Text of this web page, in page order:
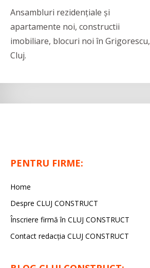
Ansambluri rezidențiale și
apartamente noi, constructii
imobiliare, blocuri noi în Grigorescu,
Cluj.
PENTRU FIRME:
Home
Despre CLUJ CONSTRUCT
Înscriere firmă în CLUJ CONSTRUCT
Contact redacția CLUJ CONSTRUCT